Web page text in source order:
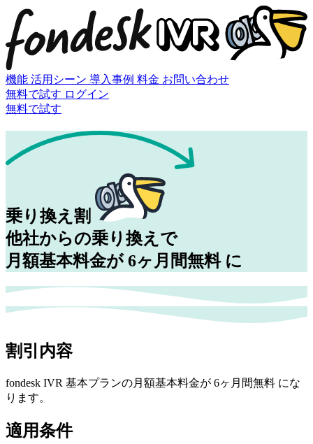
機能 活用シーン 導入事例 料金 お問い合わせ
無料で試す ログイン
無料で試す
乗り換え割
他社からの乗り換えで
月額基本料金が6ヶ月間無料に
割引内容
fondesk IVR 基本プランの月額基本料金が 6ヶ月間無料 にな
ります。
適用条件